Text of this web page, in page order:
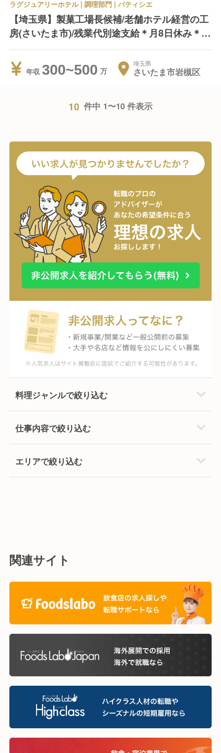
ラグジュアリーホテル | 調理部門 | パティシエ
【埼玉県】製菓工場長候補/老舗ホテル経営の工
房(さいたま市)/残業代別途支給＊月8日休み＊早
くに帰れます！
年収 300~500 埼玉県
さいたま市岩槻区
10 件中 1〜10 件表示
料理ジャンルで絞り込む
仕事内容で絞り込む
エリアで絞り込む
関連サイト